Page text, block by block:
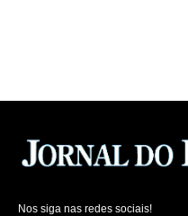
Nos siga nas redes sociais!